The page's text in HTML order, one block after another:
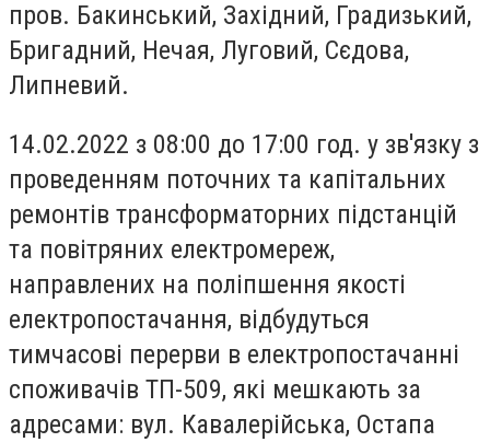
пров. Бакинський, Західний, Градизький,
Бригадний, Нечая, Луговий, Сєдова,
Липневий.
14.02.2022 з 08:00 до 17:00 год. у зв'язку з
проведенням поточних та капітальних
ремонтів трансформаторних підстанцій
та повітряних електромереж,
направлених на поліпшення якості
електропостачання, відбудуться
тимчасові перерви в електропостачанні
споживачів ТП-509, які мешкають за
адресами: вул. Кавалерійська, Остапа